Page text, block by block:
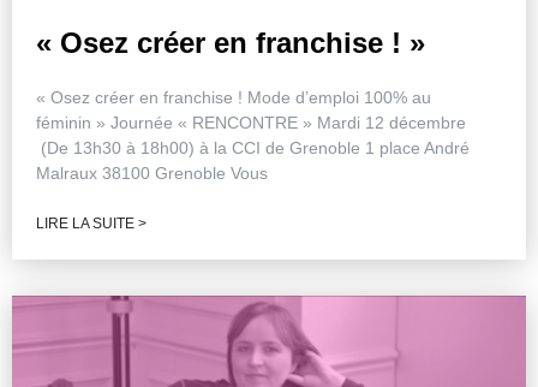
« Osez créer en franchise ! »
« Osez créer en franchise ! Mode d’emploi 100% au
féminin » Journée « RENCONTRE » Mardi 12 décembre
(De 13h30 à 18h00) à la CCI de Grenoble 1 place André
Malraux 38100 Grenoble Vous
LIRE LA SUITE >